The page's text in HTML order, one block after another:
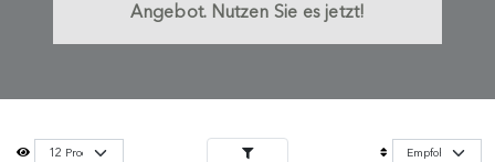
Angebot. Nutzen Sie es jetzt!